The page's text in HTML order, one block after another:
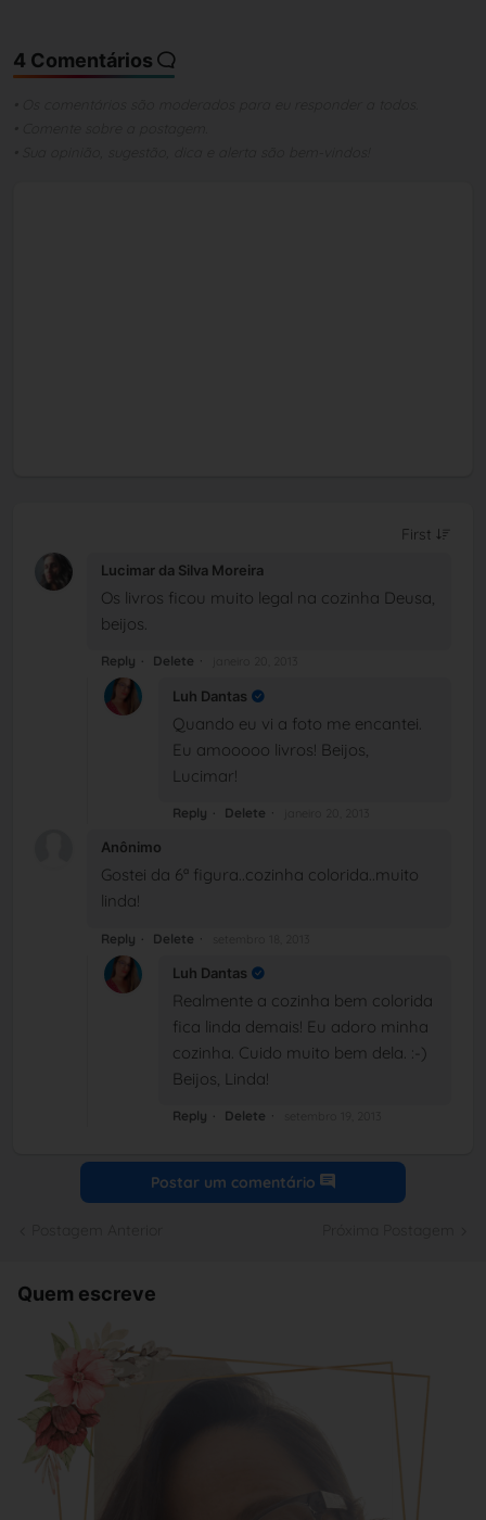
4 Comentários
Lucimar da Silva Moreira
Os livros ficou muito legal na cozinha Deusa,
beijos.
Reply Delete
Luh Dantas
Quando eu vi a foto me encantei.
Eu amooooo livros! Beijos,
Lucimar!
Reply Delete
Anônimo
Gostei da 6ª figura..cozinha colorida..muito
linda!
Reply Delete
Luh Dantas
Realmente a cozinha bem colorida
fica linda demais! Eu adoro minha
cozinha. Cuido muito bem dela. :-)
Beijos, Linda!
Reply Delete
Postar um comentário
Quem escreve